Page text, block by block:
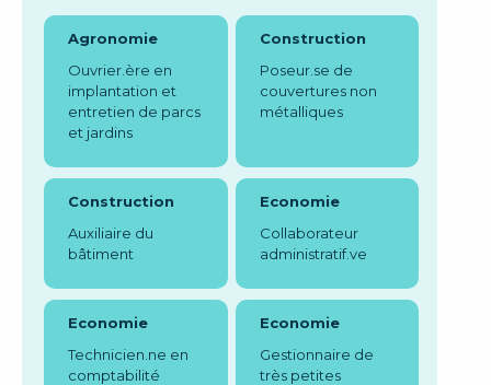
Agronomie
Ouvrier.ère en
implantation et
entretien de parcs
et jardins
Construction
Poseur.se de
couvertures non
métalliques
Construction
Auxiliaire du
bâtiment
Economie
Collaborateur
administratif.ve
Economie
Technicien.ne en
comptabilité
Economie
Gestionnaire de
très petites